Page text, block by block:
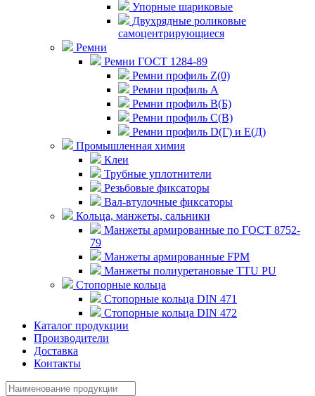
Упорные шариковые
Двухрядные роликовые
самоцентрирующиеся
Ремни
Ремни ГОСТ 1284-89
Ремни профиль Z(0)
Ремни профиль А
Ремни профиль В(Б)
Ремни профиль С(В)
Ремни профиль D(Г) и E(Д)
Промышленная химия
Клеи
Трубные уплотнители
Резьбовые фиксаторы
Вал-втулочные фиксаторы
Кольца, манжеты, сальники
Манжеты армированные по ГОСТ 8752-
79
Манжеты армированные FPM
Манжеты полиуретановые TTU PU
Стопорные кольца
Стопорные кольца DIN 471
Стопорные кольца DIN 472
Каталог продукции
Производители
Доставка
Контакты